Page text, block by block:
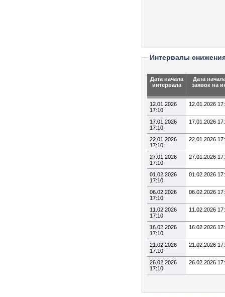
Интервалы
Дата начала
интервала
Дата
заявок на
12.01.2026
17:10
12.01.2026
17.01.2026
17:10
17.01.2026
22.01.2026
17:10
22.01.2026
27.01.2026
17:10
27.01.2026
01.02.2026
17:10
01.02.2026
06.02.2026
17:10
06.02.2026
11.02.2026
17:10
11.02.2026
16.02.2026
17:10
16.02.2026
21.02.2026
17:10
21.02.2026
26.02.2026
17:10
26.02.2026